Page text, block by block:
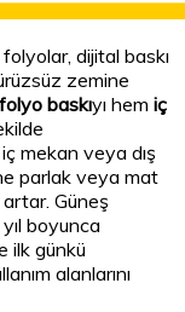
dijital baskı
zemine
folyo baskıyı hem iç
mekan veya dış
parlak veya mat
artar. Güneş
boyunca
ilk günkü
alanlarını